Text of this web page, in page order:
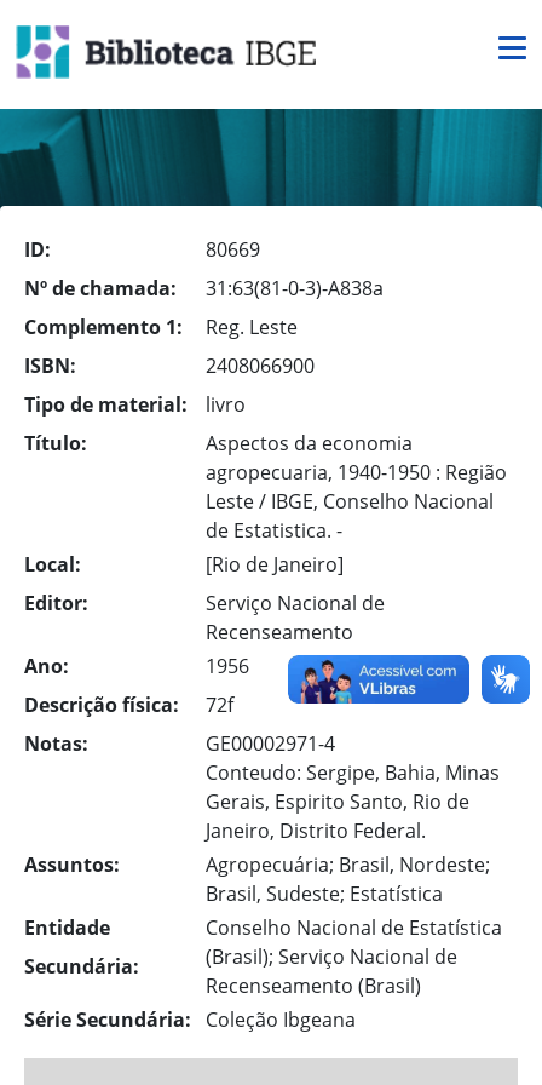
ID:
80669
Nº de chamada:
31:63(81-0-3)-A838a
Complemento 1:
Reg. Leste
ISBN:
2408066900
Tipo de material:
livro
Título:
Aspectos da economia
agropecuaria, 1940-1950 : Região
Leste / IBGE, Conselho Nacional
de Estatistica. -
Local:
[Rio de Janeiro]
Editor:
Serviço Nacional de
Recenseamento
Ano:
1956
Descrição física:
72f
Notas:
GE00002971-4
Conteudo: Sergipe, Bahia, Minas
Gerais, Espirito Santo, Rio de
Janeiro, Distrito Federal.
Assuntos:
Agropecuária; Brasil, Nordeste;
Brasil, Sudeste; Estatística
Entidade
Secundária:
Conselho Nacional de Estatística
(Brasil); Serviço Nacional de
Recenseamento (Brasil)
Série Secundária:
Coleção Ibgeana